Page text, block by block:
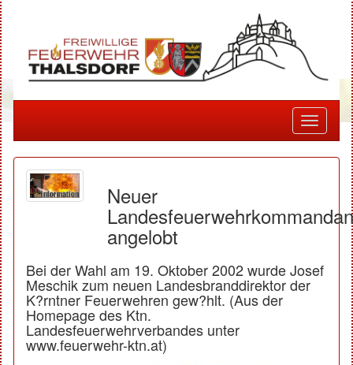
Toggle
Neuer
angelobt
Bei der Wahl am 19. Oktober 2002 wurde Josef
Meschik zum neuen Landesbranddirektor der
K?rntner Feuerwehren gew?hlt. (Aus der
Homepage des Ktn.
Landesfeuerwehrverbandes unter
www.feuerwehr-ktn.at)